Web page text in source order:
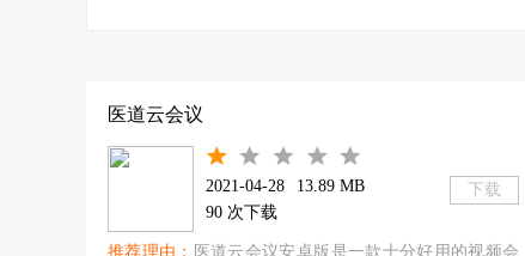
医道云会议
2021-04-28
13.89 MB
90 次下载
下载
推荐理由： 医道云会议安卓版是一款十分好用的视频会